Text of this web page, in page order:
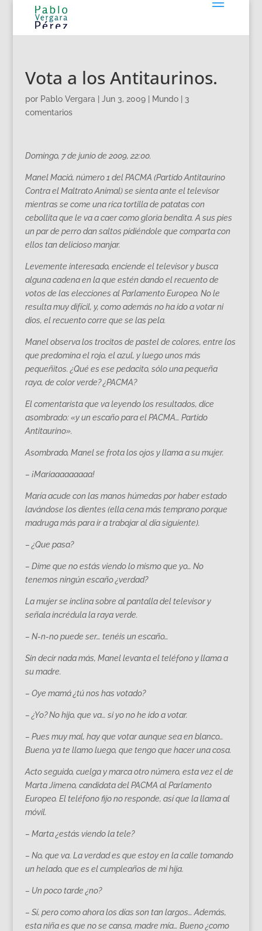
Vota a los Antitaurinos.
por Pablo Vergara Jun 3, 2009| Mundo| 3
comentarios
Domingo, 7 de junio de 2009, 22:00.
Manel Maciá, número 1 del PACMA (Partido Antitaurino
Contra el Maltrato Animal) se sienta ante el televisor
mientras se come una rica tortilla de patatas con
cebollita que le va a caer como gloria bendita. A sus pies
un par de perro dan saltos pidiéndole que comparta con
ellos tan delicioso manjar.
Levemente interesado, enciende el televisor y busca
alguna cadena en la que estén dando el recuento de
votos de las elecciones al Parlamento Europeo. No le
resulta muy difícil, y, como además no ha ido a votar ni
dios, el recuento corre que se las pela.
Manel observa los trocitos de pastel de colores, entre los
que predomina el rojo, el azul, y luego unos más
pequeñitos. ¿Qué es ese pedacito, sólo una pequeña
raya, de color verde? ¿PACMA?
El comentarista que va leyendo los resultados, dice
asombrado: «y un escaño para el PACMA… Partido
Antitaurino».
Asombrado, Manel se frota los ojos y llama a su mujer.
– ¡Mariaaaaaaaaa!
María acude con las manos húmedas por haber estado
lavándose los dientes (ella cena más temprano porque
madruga más para ir a trabajar al día siguiente).
– ¿Que pasa?
– Dime que no estás viendo lo mismo que yo… No
tenemos ningún escaño ¿verdad?
La mujer se inclina sobre al pantalla del televisor y
señala incrédula la raya verde.
– N-n-no puede ser… tenéis un escaño…
Sin decir nada más, Manel levanta el teléfono y llama a
su madre.
– Oye mamá ¿tú nos has votado?
– ¿Yo? No hijo, que va… si yo no he ido a votar.
– Pues muy mal, hay que votar aunque sea en blanco…
Bueno, ya te llamo luego, que tengo que hacer una cosa.
Acto seguido, cuelga y marca otro número, esta vez el de
Marta Jimeno, candidata del PACMA al Parlamento
Europeo. El teléfono fijo no responde, así que la llama al
móvil.
– Marta ¿estás viendo la tele?
– No, que va. La verdad es que estoy en la calle tomando
un helado, que es el cumpleaños de mi hija.
– Un poco tarde ¿no?
– Sí, pero como ahora los días son tan largos… Además,
esta niña es que no se cansa, madre mía… Bueno ¿como